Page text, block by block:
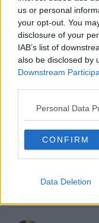
us or personal
your opt-out. You
disclosure of your
IAB’s list of
also be disclosed by
Downstream
Personal Data
CONFIRM
Data Deletion
Jetzt
einigen
Alle
Mail.